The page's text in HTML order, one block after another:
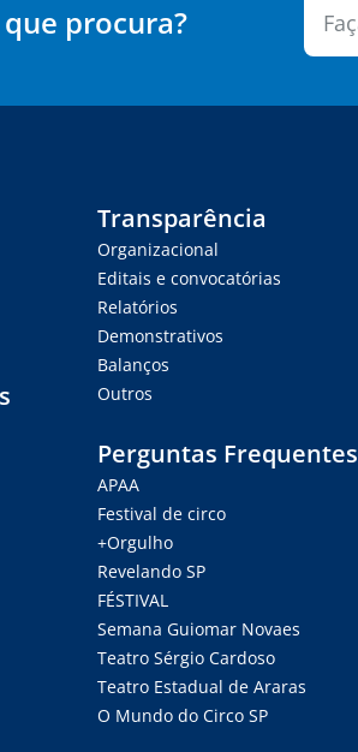
procura?
Transparência
Organizacional
Editais e convocatórias
Relatórios
Demonstrativos
Balanços
Outros
Perguntas Frequentes
APAA
Festival de circo
+Orgulho
Revelando SP
FÉSTIVAL
Semana Guiomar Novaes
Teatro Sérgio Cardoso
Teatro Estadual de Araras
O Mundo do Circo SP